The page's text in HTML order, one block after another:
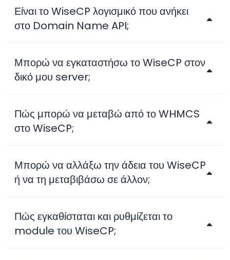
Είναι το WiseCP λογισμικό που ανήκει
στο Domain Name API;
Μπορώ να εγκαταστήσω το WiseCP στον
δικό μου server;
Πώς μπορώ να μεταβώ από το WHMCS
στο WiseCP;
Μπορώ να αλλάξω την άδεια του WiseCP
ή να τη μεταβιβάσω σε άλλον;
Πώς εγκαθίσταται και ρυθμίζεται το
module του WiseCP;